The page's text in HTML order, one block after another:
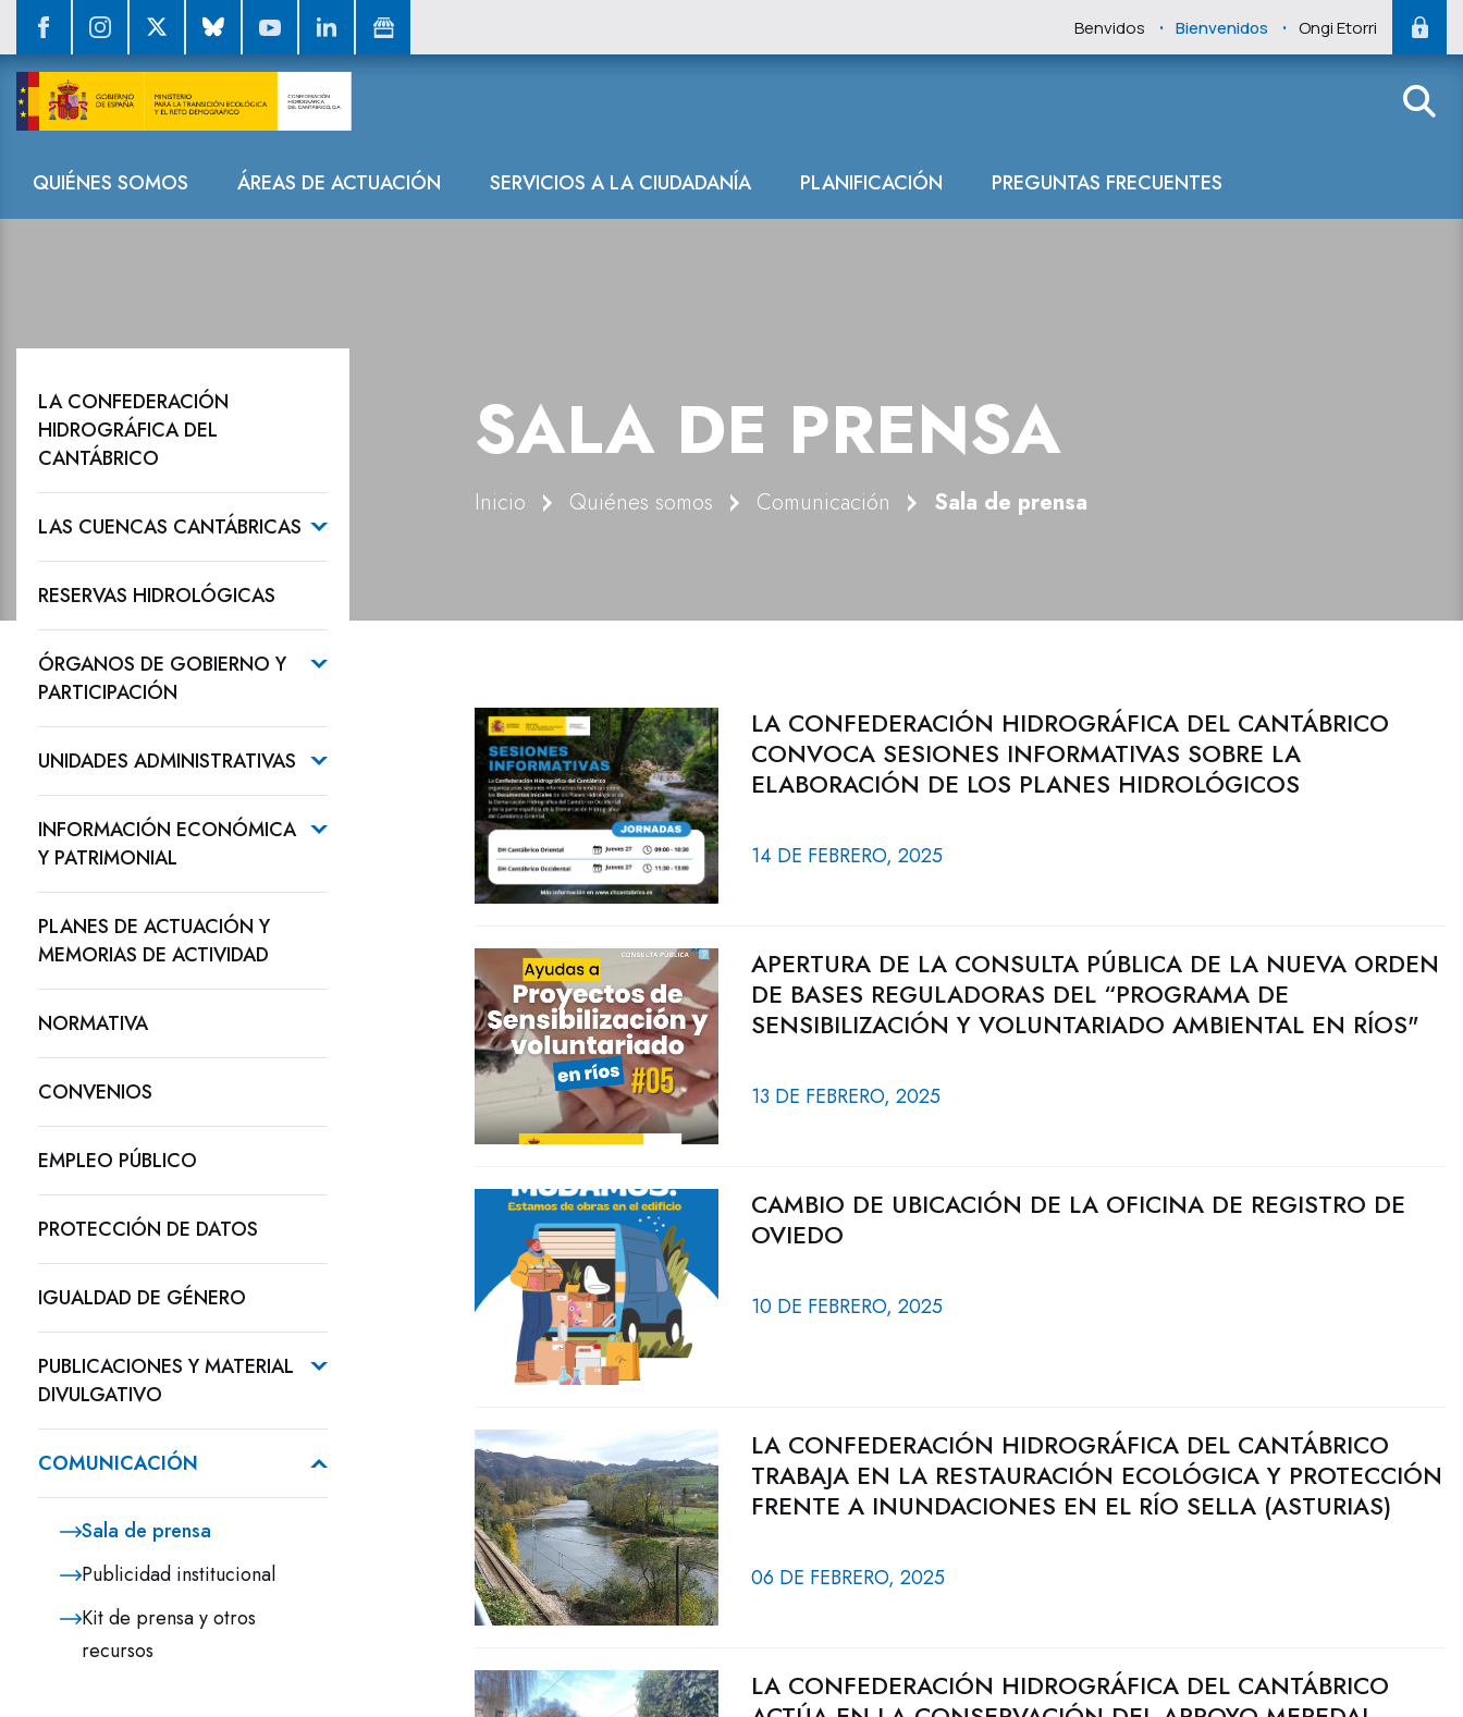
Benvidos . Bienvenidos . Ongi Etorri
Navegación
QUIÉNES SOMOS ÁREAS DE ACTUACIÓN SERVICIOS A LA CIUDADANÍA PLANIFICACIÓN PREGUNTAS FRECUENTES
Sala de prensa
SALA DE PRENSA
Inicio Quiénes somos Comunicación Sala de prensa
LA CONFEDERACIÓN
HIDROGRÁFICA DEL
CANTÁBRICO
LAS CUENCAS CANTÁBRICAS
RESERVAS HIDROLÓGICAS
ÓRGANOS DE GOBIERNO Y
PARTICIPACIÓN
UNIDADES ADMINISTRATIVAS
INFORMACIÓN ECONÓMICA
Y PATRIMONIAL
PLANES DE ACTUACIÓN Y
MEMORIAS DE ACTIVIDAD
NORMATIVA
CONVENIOS
EMPLEO PÚBLICO
PROTECCIÓN DE DATOS
IGUALDAD DE GÉNERO
PUBLICACIONES Y MATERIAL
DIVULGATIVO
COMUNICACIÓN
Sala de prensa
Publicidad institucional
Kit de prensa y otros
recursos
LA CONFEDERACIÓN HIDROGRÁFICA DEL CANTÁBRICO
CONVOCA SESIONES INFORMATIVAS SOBRE LA
ELABORACIÓN DE LOS PLANES HIDROLÓGICOS
14 DE FEBRERO, 2025
APERTURA DE LA CONSULTA PÚBLICA DE LA NUEVA ORDEN
DE BASES REGULADORAS DEL “PROGRAMA DE
SENSIBILIZACIÓN Y VOLUNTARIADO AMBIENTAL EN RÍOS"
13 DE FEBRERO, 2025
CAMBIO DE UBICACIÓN DE LA OFICINA DE REGISTRO DE
OVIEDO
10 DE FEBRERO, 2025
LA CONFEDERACIÓN HIDROGRÁFICA DEL CANTÁBRICO
TRABAJA EN LA RESTAURACIÓN ECOLÓGICA Y PROTECCIÓN
FRENTE A INUNDACIONES EN EL RÍO SELLA (ASTURIAS)
06 DE FEBRERO, 2025
LA CONFEDERACIÓN HIDROGRÁFICA DEL CANTÁBRICO